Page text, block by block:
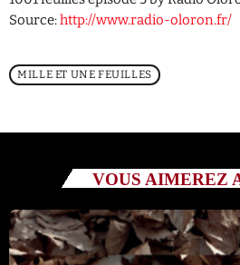
Archives
août 2025
Source:http://www.radio-oloron.fr/
MILLE ET UNE FEUILLES
VOUS AIMEREZ